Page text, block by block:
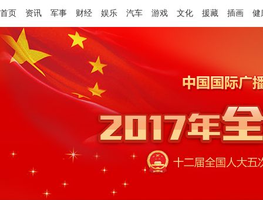
首页 资讯 军事 财经 娱乐 汽车 游戏 文化 援藏 插画 健